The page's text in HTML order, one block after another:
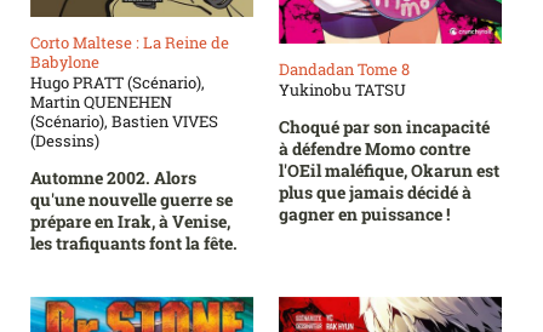
Corto Maltese : La Reine de
Babylone
Hugo PRATT (Scénario),
Martin QUENEHEN
(Scénario), Bastien VIVES
(Dessins)
Automne 2002. Alors
qu'une nouvelle guerre se
prépare en Irak, à Venise,
les trafiquants font la fête.
Dandadan Tome 8
Yukinobu TATSU
Choqué par son incapacité
à défendre Momo contre
l'OEil maléfique, Okarun est
plus que jamais décidé à
gagner en puissance !